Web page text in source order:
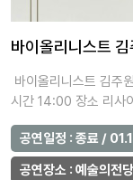
바이올리니스트
바이올리니스트 김주
시간 14:00 장소 리사
공연일정 : 종료 /
공연장소 : 예술의전